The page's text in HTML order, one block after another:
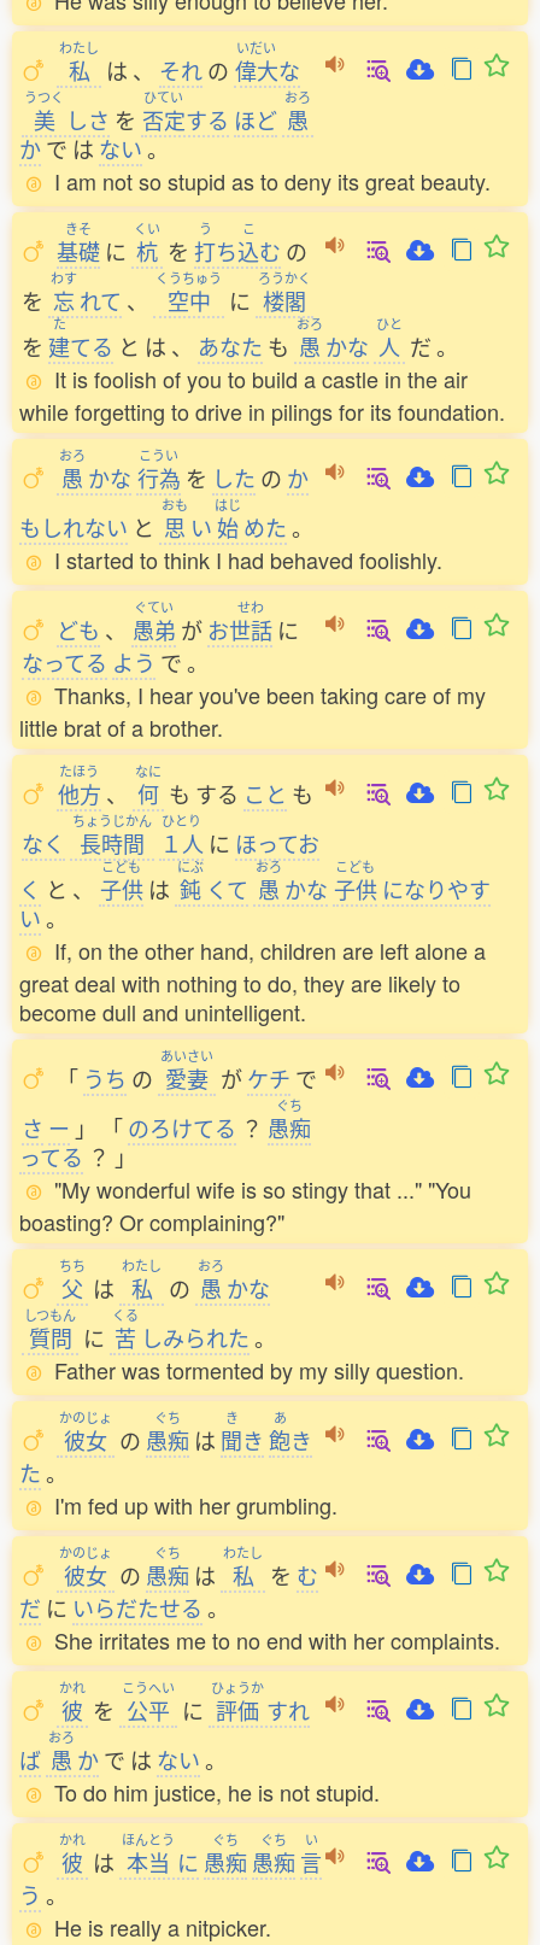
わたし
私 は 、 それの
いだい
偉大な
うつく
美 しさ を
ひてい
否定する ほど
おろ
愚
か で は ない。
I am not so stupid as to deny its great beauty.
きそ
基礎 に
くい
杭 を
う
打ち
こ
込む の
を
わす
忘れて 、
くうちゅう
空中 に
ろうかく
楼閣
を
た
建てる と は 、 あなた も
おろ
愚 かな
ひと
人 だ。
It is foolish of you to build a castle in the air
while forgetting to drive in pilings for its foundation.
おろ
愚 かな
こうい
行為 を した の か
もしれない と
おも
思 い
はじ
始めた。
I started to think I had behaved foolishly.
ども 、
ぐてい
愚弟 が お
せわ
世話 に
なってる よう で。
Thanks, I hear you've been taking care of my
little brat of a brother.
たほう
他方 、
なに
何 も する こと も
なく
ちょうじかん
長時間
ひとり
１人 に ほってお
く と 、
こども
子供 は
にぶ
鈍 くて
おろ
愚 かな
こども
子供 になりやす
い。
If, on the other hand, children are left alone a
great deal with nothing to do, they are likely to
become dull and unintelligent.
「 うち の
あいさい
愛妻 がケチ で
さ ー 」 「のろけてる ？
ぐち
愚痴
ってる ？ 」
"My wonderful wife is so stingy that ..." "You
boasting? Or complaining?"
ちち
父 は
わたし
私 の
おろ
愚 かな
しつもん
質問 に
くる
苦 しみられた。
Father was tormented by my silly question.
かのじょ
彼女 の
ぐち
愚痴 は
き
聞き
あ
飽き
た。
I'm fed up with her grumbling.
かのじょ
彼女 の
ぐち
愚痴 は
わたし
私 を む
だ に いらだたせる 。
She irritates me to no end with her complaints.
かれ
彼 を
こうへい
公平 に
ひょうか
評価 すれ
ば
おろ
愚 か で は ない。
To do him justice, he is not stupid.
かれ
彼 は
ほんとう
本当 に
ぐち
愚痴
ぐち
愚痴
い
言
う 。
He is really a nitpicker.